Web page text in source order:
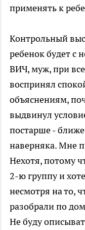
применять к
Контрольный
ребенок будет с
ВИЧ, муж, при
воспринял
объяснениям,
выдвинул
постарше -
наверняка. Мне
Нехотя, потому
2-ю группу и
несмотря на то,
разобрали по
Не буду